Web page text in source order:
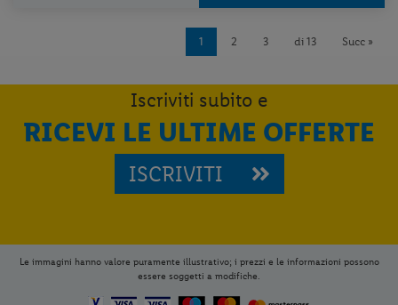
1 2 3 di 13 Succ »
Iscriviti subito e
RICEVI LE ULTIME OFFERTE
ISCRIVITI
Le immagini hanno valore puramente illustrativo; i prezzi e le informazioni possono
essere soggetti a modifiche.